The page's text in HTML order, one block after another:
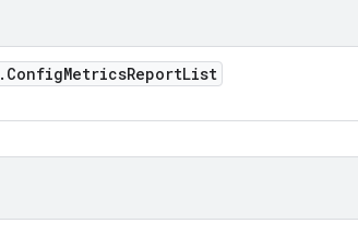
. ConfigMetricsReportList